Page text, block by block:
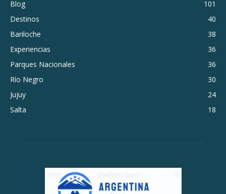
Blog
101
Destinos
40
Bariloche
38
Experiencias
36
Parques Nacionales
36
Río Negro
30
Jujuy
24
Salta
18